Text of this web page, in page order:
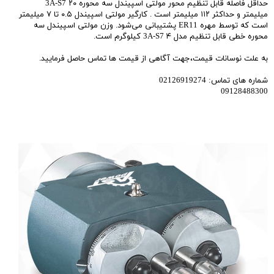
حداقل فاصله قابل تنظیم محور مولتی اسپیندل سه محوره 3A-S7 ۲۰
میلیمتر و حداکثر ۱۱۲ میلیمتر است . کارگیر مولتی اسپیندل ۰.۵ تا ۷ میلیمتر
است که توسط مهره ER11 پشتیبانی می‌شود. وزن مولتی اسپیندل سه
محوره خطی قابل تنظیم مدل 3A-S7 ۴ کیلوگرم است.
به علت نوسانات قیمت،جهت آگاهی از قیمت ها تماس حاصل فرمایید.
شماره های تماس: 02126919274
09128488300